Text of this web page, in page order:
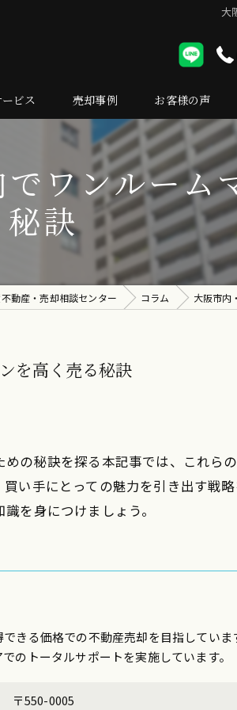
大
ービス 売却事例 お客様の声
ワンルーム
秘訣
動産・売却相談センター コラム 大阪市内
を高く売る秘訣
の秘訣を探る本記事では、これら
い手にとっての魅力を引き出す戦
を身につけましょう。
きる価格での不動産売却を目指してい
のトータルサポートを実施しています。
〒550-0005